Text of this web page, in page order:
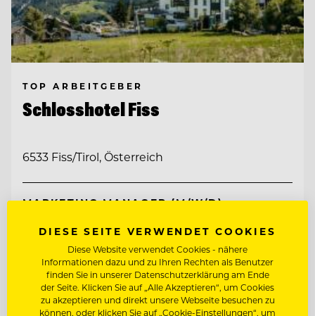
TOP ARBEITGEBER
Schlosshotel Fiss
6533 Fiss/Tirol, Österreich
MARKETING MANAGER (M/W/D)
Entdecke alle Jobs
DIESE SEITE VERWENDET COOKIES
Diese Website verwendet Cookies - nähere
Informationen dazu und zu Ihren Rechten als Benutzer
finden Sie in unserer Datenschutzerklärung am Ende
der Seite. Klicken Sie auf „Alle Akzeptieren“, um Cookies
zu akzeptieren und direkt unsere Webseite besuchen zu
können, oder klicken Sie auf „Cookie-Einstellungen“, um